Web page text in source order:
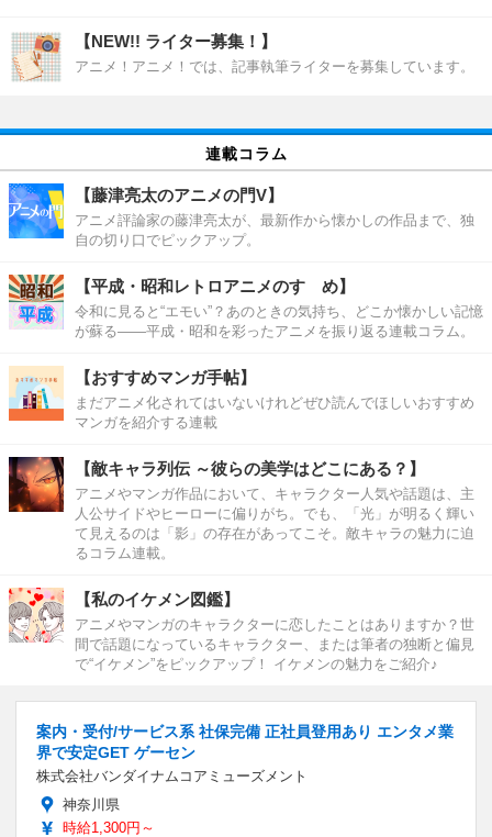
【NEW!! ライター募集！】
アニメ！アニメ！では、記事執筆ライターを募集しています。
連載コラム
【藤津亮太のアニメの門V】
アニメ評論家の藤津亮太が、最新作から懐かしの作品まで、独
自の切り口でピックアップ。
【平成・昭和レトロアニメのすゝめ】
令和に見ると“エモい”？あのときの気持ち、どこか懐かしい記憶
が蘇る――平成・昭和を彩ったアニメを振り返る連載コラム。
【おすすめマンガ手帖】
まだアニメ化されてはいないけれどぜひ読んでほしいおすすめ
マンガを紹介する連載
【敵キャラ列伝 ～彼らの美学はどこにある？】
アニメやマンガ作品において、キャラクター人気や話題は、主
人公サイドやヒーローに偏りがち。でも、「光」が明るく輝い
て見えるのは「影」の存在があってこそ。敵キャラの魅力に迫
るコラム連載。
【私のイケメン図鑑】
アニメやマンガのキャラクターに恋したことはありますか？世
間で話題になっているキャラクター、または筆者の独断と偏見
で“イケメン”をピックアップ！ イケメンの魅力をご紹介♪
案内・受付/サービス系 社保完備 正社員登用あり エンタメ業
界で安定GET ゲーセン
株式会社バンダイナムコアミューズメント
神奈川県
時給1,300円～